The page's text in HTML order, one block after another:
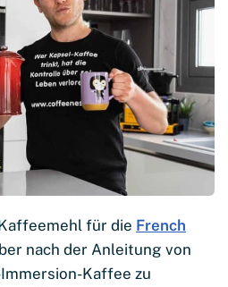
für die French
nach der Anleitung von
Kaffee zu